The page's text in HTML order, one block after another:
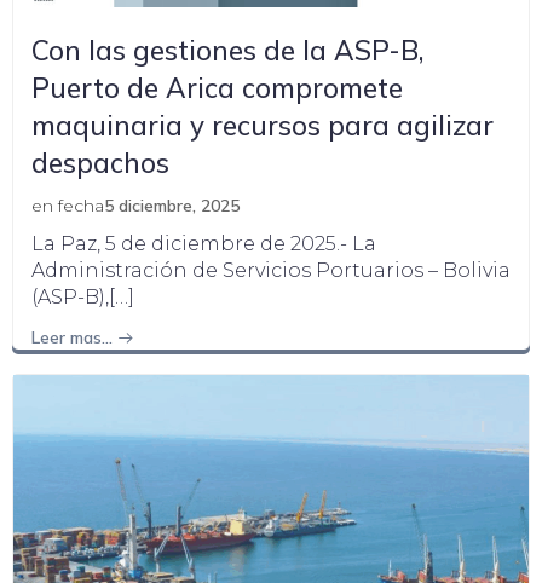
Con las gestiones de la ASP-B,
Puerto de Arica compromete
maquinaria y recursos para agilizar
despachos
en fecha5 diciembre, 2025
La Paz, 5 de diciembre de 2025.- La
Administración de Servicios Portuarios – Bolivia
(ASP-B),[…]
Leer mas…